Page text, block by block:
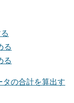
る
る
の合計を算出す